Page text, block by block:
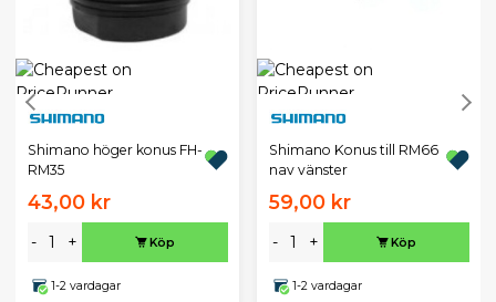
Shimano höger konus FH-
RM35
43,00 kr
- + Köp
1-2 vardagar
Shimano Konus till RM66
nav vänster
59,00 kr
- + Köp
1-2 vardagar